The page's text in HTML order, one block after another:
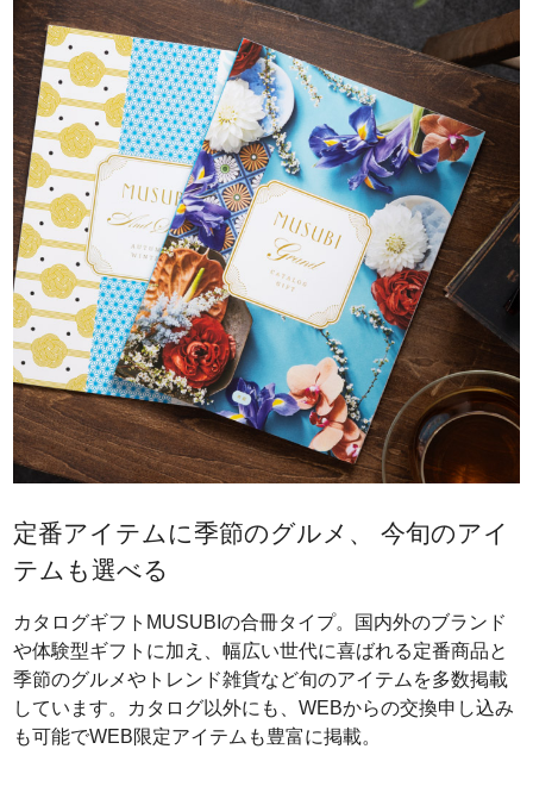
定番アイテムに季節のグルメ、 今旬のアイ
テムも選べる
カタログギフトMUSUBIの合冊タイプ。国内外のブランド
や体験型ギフトに加え、幅広い世代に喜ばれる定番商品と
季節のグルメやトレンド雑貨など旬のアイテムを多数掲載
しています。カタログ以外にも、WEBからの交換申し込み
も可能でWEB限定アイテムも豊富に掲載。